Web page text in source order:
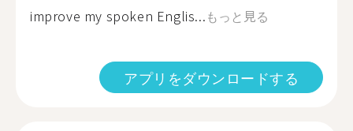
improve my spoken Englis...もっと見る
アプリをダウンロードする